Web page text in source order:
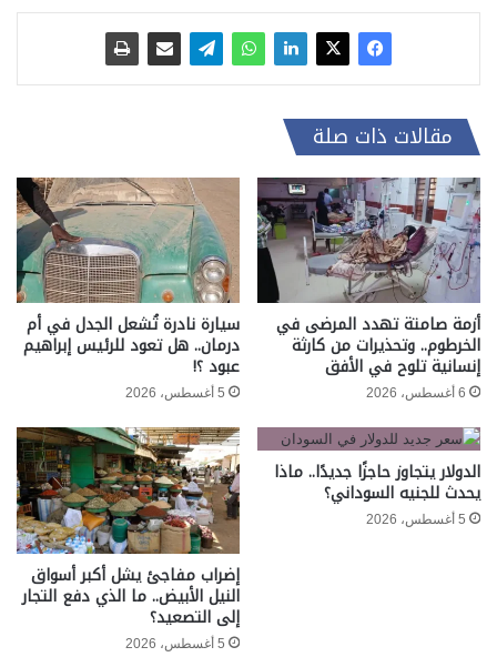
مقالات ذات صلة
أزمة صامتة تهدد المرضى في
الخرطوم.. وتحذيرات من كارثة
إنسانية تلوح في الأفق
6 أغسطس، 2026
سيارة نادرة تُشعل الجدل في أم
درمان.. هل تعود للرئيس إبراهيم
عبود ؟!
5 أغسطس، 2026
الدولار يتجاوز حاجزًا جديدًا.. ماذا
يحدث للجنيه السوداني؟
5 أغسطس، 2026
إضراب مفاجئ يشل أكبر أسواق
النيل الأبيض.. ما الذي دفع التجار
إلى التصعيد؟
5 أغسطس، 2026